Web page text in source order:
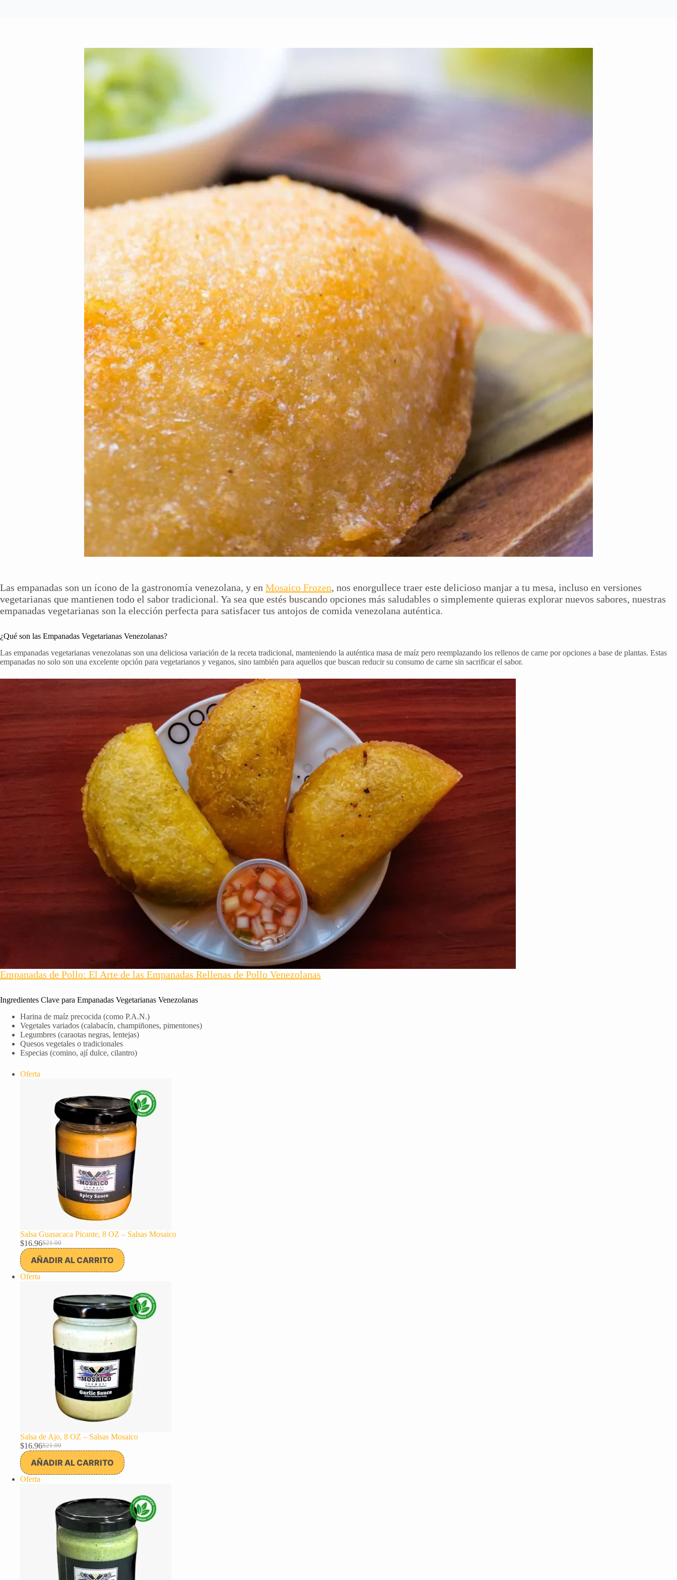
Las empanadas son un ícono de la gastronomía venezolana, y en Mosaico Frozen, nos enorgullece traer este delicioso manjar a tu mesa, incluso en versiones
vegetarianas que mantienen todo el sabor tradicional. Ya sea que estés buscando opciones más saludables o simplemente quieras explorar nuevos sabores, nuestras
empanadas vegetarianas son la elección perfecta para satisfacer tus antojos de comida venezolana auténtica.
¿Qué son las Empanadas Vegetarianas Venezolanas?
Las empanadas vegetarianas venezolanas son una deliciosa variación de la receta tradicional, manteniendo la auténtica masa de maíz pero reemplazando los rellenos de carne por opciones a base de plantas. Estas
empanadas no solo son una excelente opción para vegetarianos y veganos, sino también para aquellos que buscan reducir su consumo de carne sin sacrificar el sabor.
Empanadas de Pollo: El Arte de las Empanadas Rellenas de Pollo Venezolanas
Ingredientes Clave para Empanadas Vegetarianas Venezolanas
Harina de maíz precocida (como P.A.N.)
Vegetales variados (calabacín, champiñones, pimentones)
Legumbres (caraotas negras, lentejas)
Quesos vegetales o tradicionales
Especias (comino, ají dulce, cilantro)
Oferta
Salsa Guasacaca Picante, 8 OZ – Salsas Mosaico
$21.00
El
precio
original
era:
$16.96El
precio
actual
es:
AÑADIR AL CARRITO
Oferta
Salsa de Ajo, 8 OZ – Salsas Mosaico
$21.00
El
precio
original
era:
$16.96El
precio
actual
es:
AÑADIR AL CARRITO
Oferta